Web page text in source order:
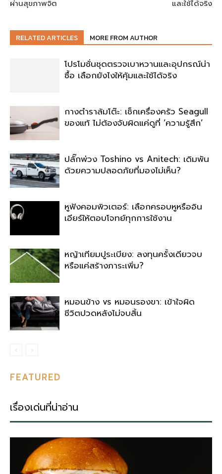
ผ่านสุขภาพจิต และใช้ได้จริง
RELATED ARTICLES MORE FROM AUTHOR
โปรโมชั่นชุดตรวจเบาหวานและอุปกรณ์น่า
ซื้อ เลือกยังไงให้คุ้มและใช้ได้จริง
กางตำราล้มโต๊ะ: เช็กเครื่องครัว Seagull
ของแท้ ไม่ต้องจับผิดแค่ดูที่ ‘ความรู้สึก’
ปลั๊กพ่วง Toshino vs Anitech: เดิมพัน
ด้วยความปลอดภัยที่มองไม่เห็น?
หูฟังคอมพิวเตอร์: เลือกครอบหูหรืออิน
เอียร์ให้ตอบโจทย์ทุกการใช้งาน
หญ้าเทียมปูระเบียง: ลงทุนครั้งเดียวจบ
หรือแค่สร้างภาระเพิ่ม?
หมอนข้าง vs หมอนรองขา: เข้าใจผิด
ชีวิตปวดหลังไม่จบสิ้น
FEATURED
เรื่องเด่นที่น่าอ่าน